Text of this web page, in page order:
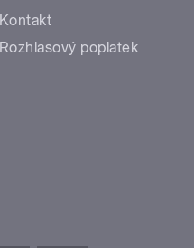
Kontakt
Rozhlasový poplatek